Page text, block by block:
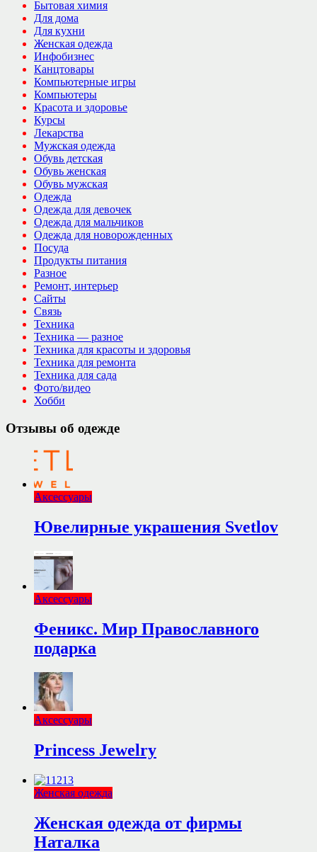
Бытовая химия
Для дома
Для кухни
Женская одежда
Инфобизнес
Канцтовары
Компьютерные игры
Компьютеры
Красота и здоровье
Курсы
Лекарства
Мужская одежда
Обувь детская
Обувь женская
Обувь мужская
Одежда
Одежда для девочек
Одежда для мальчиков
Одежда для новорожденных
Посуда
Продукты питания
Разное
Ремонт, интерьер
Сайты
Связь
Техника
Техника — разное
Техника для красоты и здоровья
Техника для ремонта
Техника для сада
Фото/видео
Хобби
Отзывы об одежде
Аксессуары
Ювелирные украшения Svetlov
Аксессуары
Феникс. Мир Православного
подарка
Аксессуары
Princess Jewelry
Женская одежда
Женская одежда от фирмы
Наталка